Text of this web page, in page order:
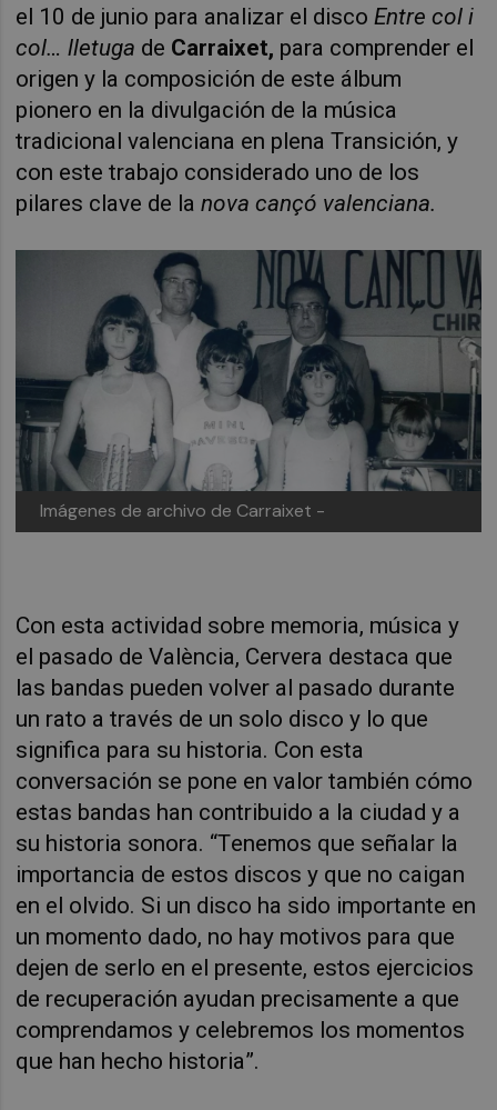
el 10 de junio para analizar el disco Entre col i
col… lletuga de Carraixet, para comprender el
origen y la composición de este álbum
pionero en la divulgación de la música
tradicional valenciana en plena Transición, y
con este trabajo considerado uno de los
pilares clave de lanova cançó valenciana.
Imágenes de archivo de Carraixet -
Con esta actividad sobre memoria, música y
el pasado de València, Cervera destaca que
las bandas pueden volver al pasado durante
un rato a través de un solo disco y lo que
significa para su historia. Con esta
conversación se pone en valor también cómo
estas bandas han contribuido a la ciudad y a
su historia sonora. “Tenemos que señalar la
importancia de estos discos y que no caigan
en el olvido. Si un disco ha sido importante en
un momento dado, no hay motivos para que
dejen de serlo en el presente, estos ejercicios
de recuperación ayudan precisamente a que
comprendamos y celebremos los momentos
que han hecho historia”.